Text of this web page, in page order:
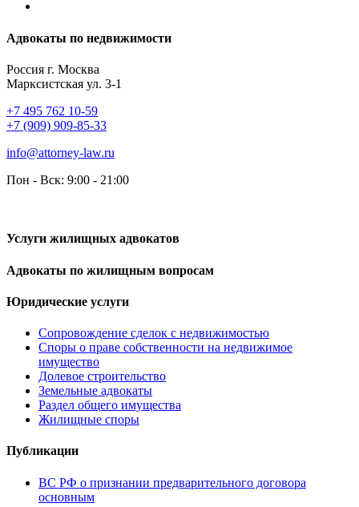
Адвокаты по недвижимости
Россия г. Москва
Марксистская ул. 3-1
+7 495 762 10-59
+7 (909) 909-85-33
info@attorney-law.ru
Пон - Вск: 9:00 - 21:00
Услуги жилищных адвокатов
Адвокаты по жилищным вопросам
Юридические услуги
Сопровождение сделок с недвижимостью
Споры о праве собственности на недвижимое
имущество
Долевое строительство
Земельные адвокаты
Раздел общего имущества
Жилищные споры
Публикации
ВС РФ о признании предварительного договора
основным